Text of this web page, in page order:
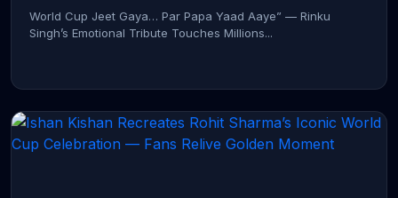
World Cup Jeet Gaya… Par Papa Yaad Aaye” — Rinku
Singh’s Emotional Tribute Touches Millions...